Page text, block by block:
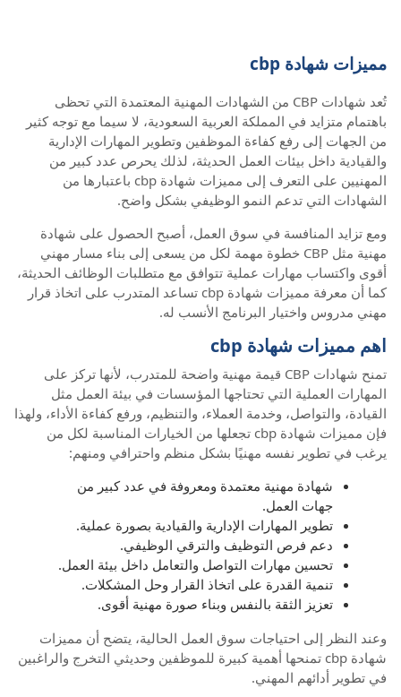
مميزات شهادة cbp
تُعد شهادات CBP من الشهادات المهنية المعتمدة التي تحظى
باهتمام متزايد في المملكة العربية السعودية، لا سيما مع توجه كثير
من الجهات إلى رفع كفاءة الموظفين وتطوير المهارات الإدارية
والقيادية داخل بيئات العمل الحديثة، لذلك يحرص عدد كبير من
المهنيين على التعرف إلى مميزات شهادة cbp باعتبارها من
الشهادات التي تدعم النمو الوظيفي بشكل واضح.
ومع تزايد المنافسة في سوق العمل، أصبح الحصول على شهادة
مهنية مثل CBP خطوة مهمة لكل من يسعى إلى بناء مسار مهني
أقوى واكتساب مهارات عملية تتوافق مع متطلبات الوظائف الحديثة،
كما أن معرفة مميزات شهادة cbp تساعد المتدرب على اتخاذ قرار
مهني مدروس واختيار البرنامج الأنسب له.
اهم مميزات شهادة cbp
تمنح شهادات CBP قيمة مهنية واضحة للمتدرب، لأنها تركز على
المهارات العملية التي تحتاجها المؤسسات في بيئة العمل مثل
القيادة، والتواصل، وخدمة العملاء، والتنظيم، ورفع كفاءة الأداء، ولهذا
فإن مميزات شهادة cbp تجعلها من الخيارات المناسبة لكل من
يرغب في تطوير نفسه مهنيًا بشكل منظم واحترافي ومنهم:
شهادة مهنية معتمدة ومعروفة في عدد كبير من
جهات العمل.
تطوير المهارات الإدارية والقيادية بصورة عملية.
دعم فرص التوظيف والترقي الوظيفي.
تحسين مهارات التواصل والتعامل داخل بيئة العمل.
تنمية القدرة على اتخاذ القرار وحل المشكلات.
تعزيز الثقة بالنفس وبناء صورة مهنية أقوى.
وعند النظر إلى احتياجات سوق العمل الحالية، يتضح أن مميزات
شهادة cbp تمنحها أهمية كبيرة للموظفين وحديثي التخرج والراغبين
في تطوير أدائهم المهني.